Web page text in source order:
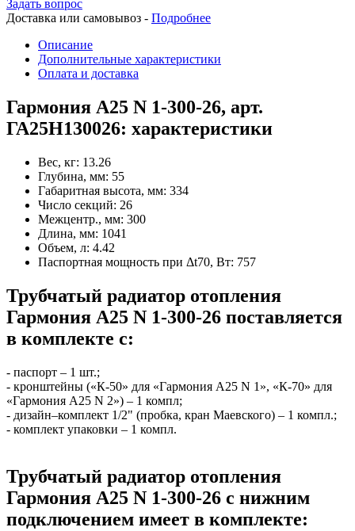
Задать вопрос
Доставка или самовывоз - Подробнее
Описание
Дополнительные характеристики
Оплата и доставка
Гармония А25 N 1-300-26, арт.
ГА25Н130026: характеристики
Вес, кг: 13.26
Глубина, мм: 55
Габаритная высота, мм: 334
Число секций: 26
Межцентр., мм: 300
Длина, мм: 1041
Объем, л: 4.42
Паспортная мощность при Δt70, Вт: 757
Трубчатый радиатор отопления
Гармония А25 N 1-300-26 поставляется
в комплекте с:
- паспорт – 1 шт.;
- кронштейны («К-50» для «Гармония А25 N 1», «К-70» для
«Гармония А25 N 2») – 1 компл;
- дизайн–комплект 1/2" (пробка, кран Маевского) – 1 компл.;
- комплект упаковки – 1 компл.
Трубчатый радиатор отопления
Гармония А25 N 1-300-26 с нижним
подключением имеет в комплекте: